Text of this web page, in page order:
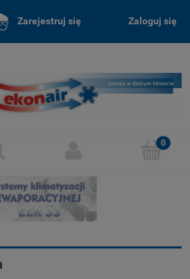
Zarejestruj się Zaloguj się